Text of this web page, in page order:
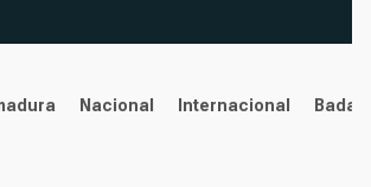
Nacional Internacional